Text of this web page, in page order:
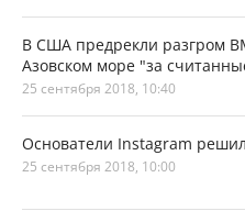
В США предрекли разгром
Азовском море "за
25 сентября 2018, 10:40
Основатели Instagram
25 сентября 2018, 10:00